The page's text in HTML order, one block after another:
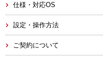
仕様・対応OS
設定・操作方法
ご契約について